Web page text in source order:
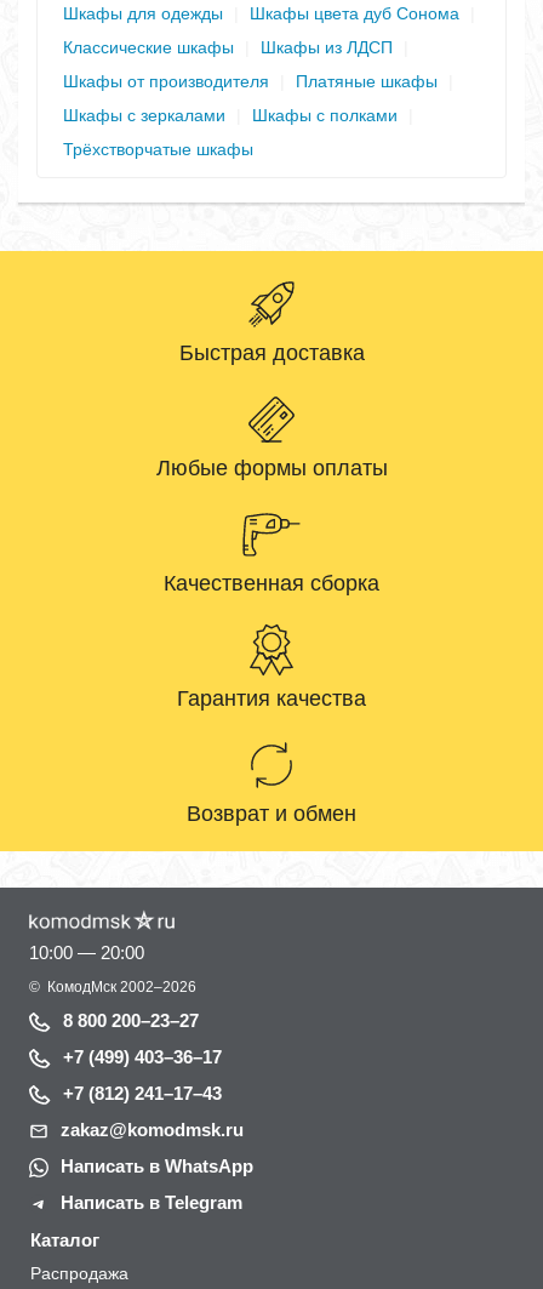
Шкафы для одежды
Шкафы цвета дуб Сонома
Классические шкафы
Шкафы из ЛДСП
Шкафы от производителя
Платяные шкафы
Шкафы с зеркалами
Шкафы с полками
Трёхстворчатые шкафы
Быстрая доставка
Любые формы оплаты
Качественная сборка
Гарантия качества
Возврат и обмен
10:00 — 20:00
© КомодМск 2002–2026
8 800 200–23–27
+7 (499) 403–36–17
+7 (812) 241–17–43
zakaz@komodmsk.ru
Написать в WhatsApp
Написать в Telegram
Каталог
Распродажа